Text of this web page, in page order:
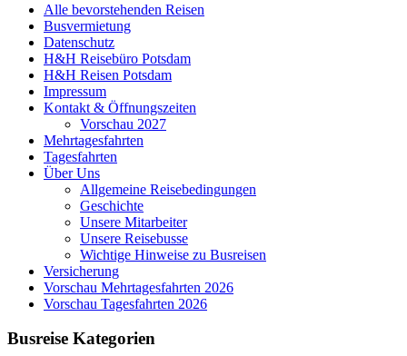
Alle bevorstehenden Reisen
Busvermietung
Datenschutz
H&H Reisebüro Potsdam
H&H Reisen Potsdam
Impressum
Kontakt & Öffnungszeiten
Vorschau 2027
Mehrtagesfahrten
Tagesfahrten
Über Uns
Allgemeine Reisebedingungen
Geschichte
Unsere Mitarbeiter
Unsere Reisebusse
Wichtige Hinweise zu Busreisen
Versicherung
Vorschau Mehrtagesfahrten 2026
Vorschau Tagesfahrten 2026
Busreise Kategorien